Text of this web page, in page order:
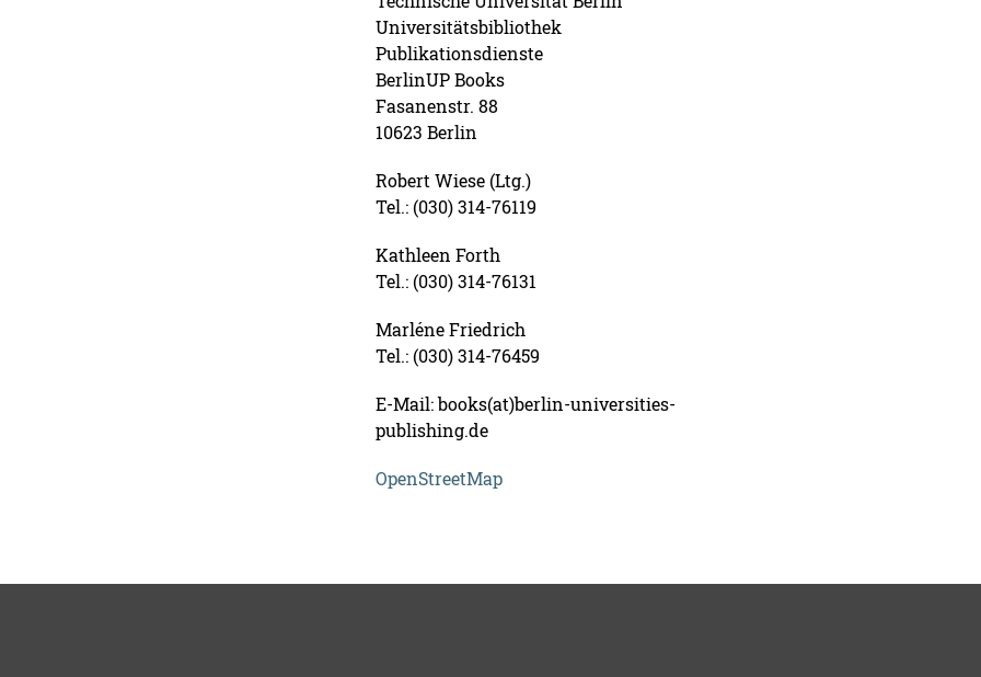
Universitätsbibliothek
Publikationsdienste
BerlinUP Books
Fasanenstr. 88
10623 Berlin
Robert Wiese (Ltg.)
Tel.: (030) 314-76119
Kathleen Forth
Tel.: (030) 314-76131
Marléne Friedrich
Tel.: (030) 314-76459
E-Mail: books(at)berlin-universities-
publishing.de
OpenStreetMap